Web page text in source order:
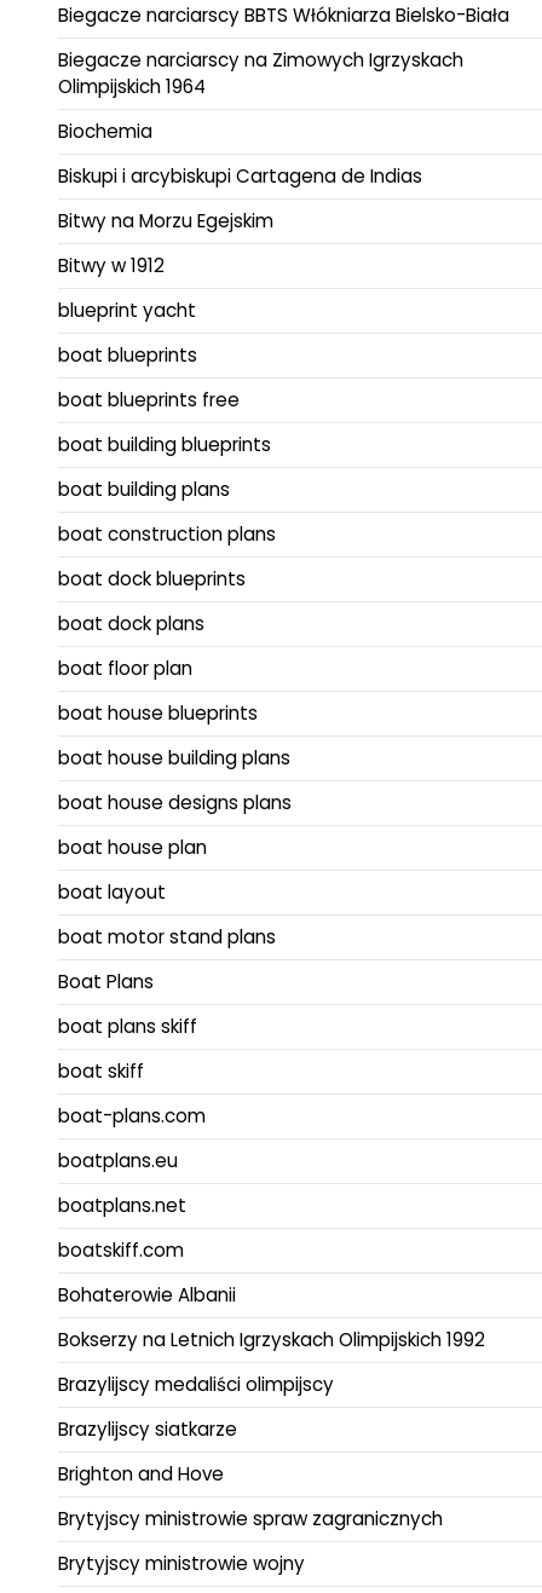
Biegacze narciarscy BBTS Włókniarza Bielsko-Biała
Biegacze narciarscy na Zimowych Igrzyskach
Olimpijskich 1964
Biochemia
Biskupi i arcybiskupi Cartagena de Indias
Bitwy na Morzu Egejskim
Bitwy w 1912
blueprint yacht
boat blueprints
boat blueprints free
boat building blueprints
boat building plans
boat construction plans
boat dock blueprints
boat dock plans
boat floor plan
boat house blueprints
boat house building plans
boat house designs plans
boat house plan
boat layout
boat motor stand plans
Boat Plans
boat plans skiff
boat skiff
boat-plans.com
boatplans.eu
boatplans.net
boatskiff.com
Bohaterowie Albanii
Bokserzy na Letnich Igrzyskach Olimpijskich 1992
Brazylijscy medaliści olimpijscy
Brazylijscy siatkarze
Brighton and Hove
Brytyjscy ministrowie spraw zagranicznych
Brytyjscy ministrowie wojny